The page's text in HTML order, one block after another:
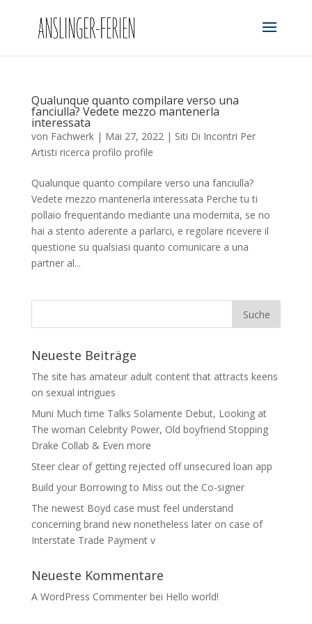
Qualunque quanto compilare verso una
fanciulla? Vedete mezzo mantenerla
interessata
von Fachwerk| Mai 27, 2022| Siti Di Incontri Per
Artisti ricerca profilo profile
Qualunque quanto compilare verso una fanciulla?
Vedete mezzo mantenerla interessata Perche tu ti
pollaio frequentando mediante una modernita, se no
hai a stento aderente a parlarci, e regolare ricevere il
questione su qualsiasi quanto comunicare a una
partner al...
Neueste Beiträge
The site has amateur adult content that attracts keens
on sexual intrigues
Muni Much time Talks Solamente Debut, Looking at
The woman Celebrity Power, Old boyfriend Stopping
Drake Collab & Even more
Steer clear of getting rejected off unsecured loan app
Build your Borrowing to Miss out the Co-signer
The newest Boyd case must feel understand
concerning brand new nonetheless later on case of
Interstate Trade Payment v
Neueste Kommentare
A WordPress Commenterbei Hello world!